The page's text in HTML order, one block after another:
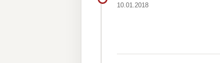
10.01.2018